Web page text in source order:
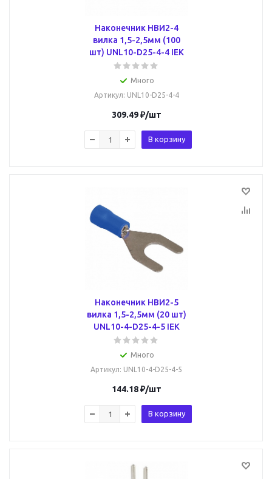
Наконечник НВИ2-4
вилка 1,5-2,5мм (100
шт) UNL10-D25-4-4 IEK
Много
Артикул: UNL10-D25-4-4
309.49₽/шт
В корзину
Наконечник НBИ2-5
вилка 1,5-2,5мм (20 шт)
UNL10-4-D25-4-5 IEK
Много
Артикул: UNL10-4-D25-4-5
144.18₽/шт
В корзину